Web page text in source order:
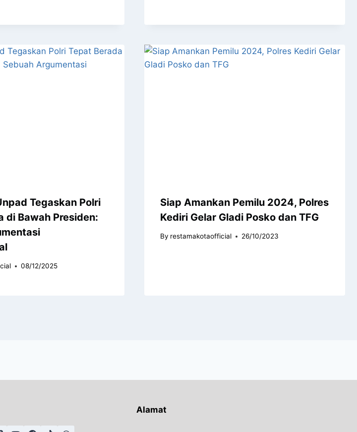
Tegaskan Polri
di Bawah Presiden:
08/12/2025
Siap Amankan Pemilu 2024, Polres
Kediri Gelar Gladi Posko dan TFG
By restamakotaofficial 26/10/2023
Alamat